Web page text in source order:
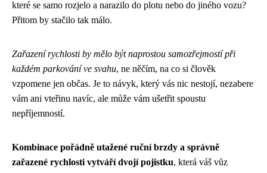
které se samo rozjelo a narazilo do plotu nebo do jiného vozu?
Přitom by stačilo tak málo.
Zařazení rychlosti by mělo být naprostou samozřejmostí při
každém parkování ve svahu, ne něčím, na co si člověk
vzpomene jen občas. Je to návyk, který vás nic nestojí, nezabere
vám ani vteřinu navíc, ale může vám ušetřit spoustu
nepříjemností.
Kombinace pořádně utažené ruční brzdy a správně
zařazené rychlosti vytváří dvojí pojistku, která váš vůz